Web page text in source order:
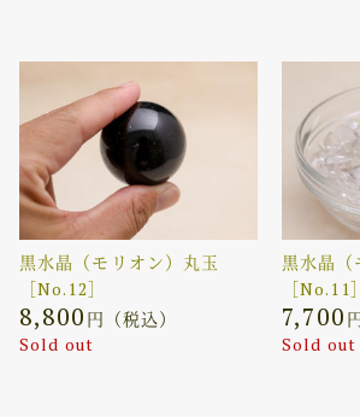
黒水晶（モリオン）丸玉
［No.12］
8,800 円（税込）
Sold out
黒水晶（
［No.11］
7,700
Sold out